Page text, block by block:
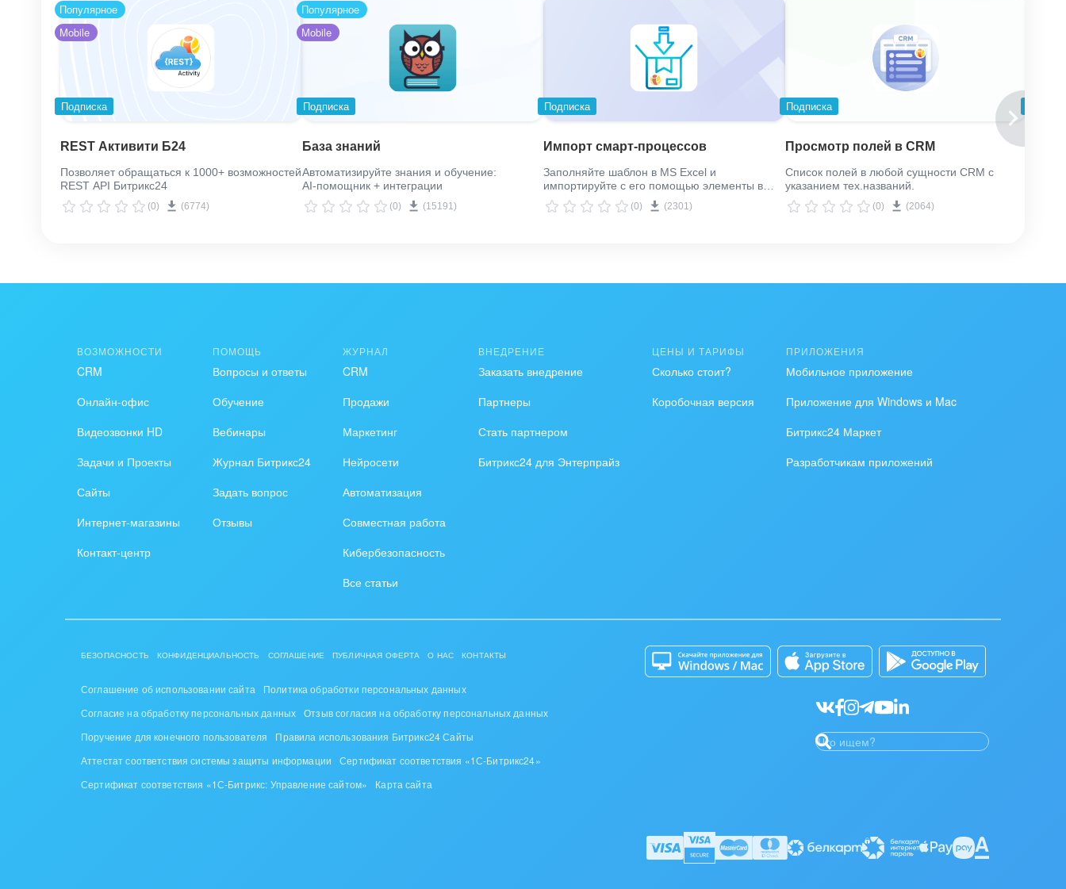
Популярное
Mobile
Подписка
REST Активити Б24
Позволяет обращаться к 1000+ возможностей
REST API Битрикс24
(0) (6774)
Популярное
Mobile
Подписка
База знаний
Автоматизируйте знания и обучение:
AI‑помощник + интеграции
(0) (15191)
Подписка
Импорт смарт-процессов
Заполняйте шаблон в MS Excel и
импортируйте с его помощью элементы в
выбранный смарт-процесс на вашем
портале.
(0) (2301)
Подписка
Просмотр полей в CRM
Список полей в любой сущности CRM с
указанием тех.названий.
(0) (2064)
ВОЗМОЖНОСТИ
CRM
Онлайн-офис
Видеозвонки HD
Задачи и Проекты
Сайты
Интернет-магазины
Контакт-центр
ПОМОЩЬ
Вопросы и ответы
Обучение
Вебинары
Журнал Битрикс24
Задать вопрос
Отзывы
ЖУРНАЛ
CRM
Продажи
Маркетинг
Нейросети
Автоматизация
Совместная работа
Кибербезопасность
Все статьи
ВНЕДРЕНИЕ
Заказать внедрение
Партнеры
Стать партнером
Битрикс24 для Энтерпрайз
ЦЕНЫ И ТАРИФЫ
Сколько стоит?
Коробочная версия
ПРИЛОЖЕНИЯ
Мобильное приложение
Приложение для Windows и Mac
Битрикс24 Маркет
Разработчикам приложений
БЕЗОПАСНОСТЬ КОНФИДЕНЦИАЛЬНОСТЬ СОГЛАШЕНИЕ ПУБЛИЧНАЯ ОФЕРТА О НАС КОНТАКТЫ
Соглашение об использовании сайта
Политика обработки персональных данных
Согласие на обработку персональных данных Отзыв согласия на обработку персональных данных
Поручение для конечного пользователя
Правила использования Битрикс24 Сайты
Аттестат соответствия системы защиты информации
Сертификат соответствия «1С-Битрикс24»
Сертификат соответствия «1С-Битрикс: Управление сайтом»
Карта сайта